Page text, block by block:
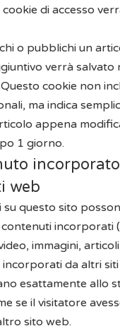
cookie di accesso
o pubblichi un
verrà salvato
cookie non
ma indica
appena
1 giorno.
web
su questo sito
incorporati
immagini,
da altri
esattamente allo
se il visitatore
sito web.